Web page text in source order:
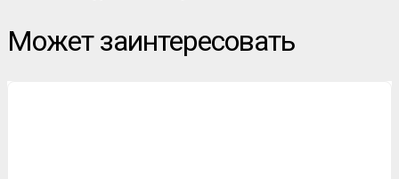
Может заинтересовать